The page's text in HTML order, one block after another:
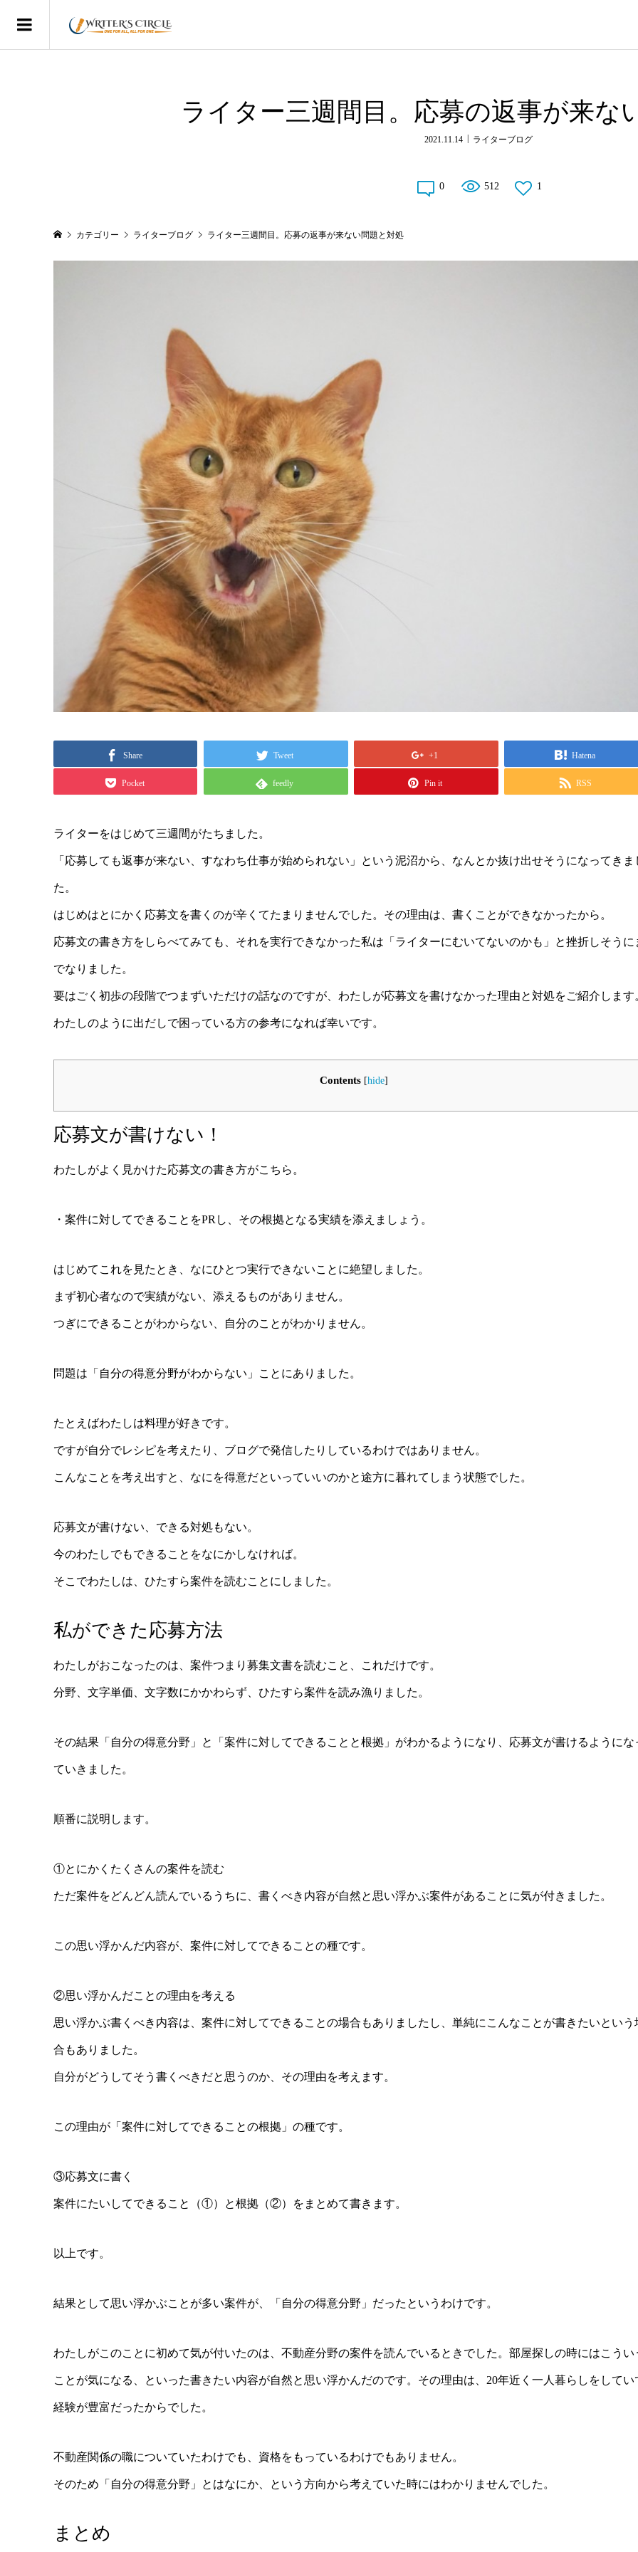
ライター三週間目。応募の返事が来な
2021.11.14 ライターブログ
0 512 1
カテゴリー ライターブログ ライター三週間目。応募の返事が来ない問題と対処
Share Tweet +1 Hatena
Pocket feedly Pin it RSS
ライターをはじめて三週間がたちました。
「応募しても返事が来ない、すなわち仕事が始められない」という泥沼から、なんとか抜け出せそうになってきま
た。
はじめはとにかく応募文を書くのが辛くてたまりませんでした。その理由は、書くことができなかったから。
応募文の書き方をしらべてみても、それを実行できなかった私は「ライターにむいてないのかも」と挫折しそうに
でなりました。
要はごく初歩の段階でつまずいただけの話なのですが、わたしが応募文を書けなかった理由と対処をご紹介します
わたしのように出だしで困っている方の参考になれば幸いです。
Contents [hide]
応募文が書けない！
わたしがよく見かけた応募文の書き方がこちら。
・案件に対してできることをPRし、その根拠となる実績を添えましょう。
はじめてこれを見たとき、なにひとつ実行できないことに絶望しました。
まず初心者なので実績がない、添えるものがありません。
つぎにできることがわからない、自分のことがわかりません。
問題は「自分の得意分野がわからない」ことにありました。
たとえばわたしは料理が好きです。
ですが自分でレシピを考えたり、ブログで発信したりしているわけではありません。
こんなことを考え出すと、なにを得意だといっていいのかと途方に暮れてしまう状態でした。
応募文が書けない、できる対処もない。
今のわたしでもできることをなにかしなければ。
そこでわたしは、ひたすら案件を読むことにしました。
私ができた応募方法
わたしがおこなったのは、案件つまり募集文書を読むこと、これだけです。
分野、文字単価、文字数にかかわらず、ひたすら案件を読み漁りました。
その結果「自分の得意分野」と「案件に対してできることと根拠」がわかるようになり、応募文が書けるようにな
ていきました。
順番に説明します。
①とにかくたくさんの案件を読む
ただ案件をどんどん読んでいるうちに、書くべき内容が自然と思い浮かぶ案件があることに気が付きました。
この思い浮かんだ内容が、案件に対してできることの種です。
②思い浮かんだことの理由を考える
思い浮かぶ書くべき内容は、案件に対してできることの場合もありましたし、単純にこんなことが書きたいという
合もありました。
自分がどうしてそう書くべきだと思うのか、その理由を考えます。
この理由が「案件に対してできることの根拠」の種です。
③応募文に書く
案件にたいしてできること（①）と根拠（②）をまとめて書きます。
以上です。
結果として思い浮かぶことが多い案件が、「自分の得意分野」だったというわけです。
わたしがこのことに初めて気が付いたのは、不動産分野の案件を読んでいるときでした。部屋探しの時にはこうい
ことが気になる、といった書きたい内容が自然と思い浮かんだのです。その理由は、20年近く一人暮らしをしてい
経験が豊富だったからでした。
不動産関係の職についていたわけでも、資格をもっているわけでもありません。
そのため「自分の得意分野」とはなにか、という方向から考えていた時にはわかりませんでした。
まとめ